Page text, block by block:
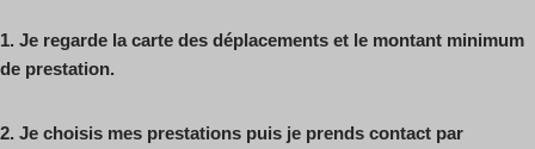
1. Je regarde la carte des déplacements et le montant minimum
de prestation.
2. Je choisis mes prestations puis je prends contact par